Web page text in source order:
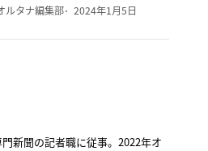
ルタナ編集部 2024年1月5日
新聞の記者職に従事。2022年オ